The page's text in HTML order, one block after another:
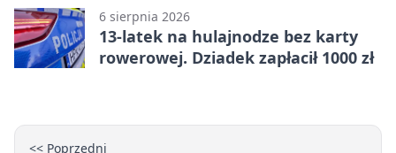
6 sierpnia 2026
13-latek na hulajnodze bez karty
rowerowej. Dziadek zapłacił 1000 zł
<< Poprzedni